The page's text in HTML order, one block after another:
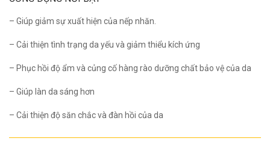
– Giúp giảm sự xuất hiện của nếp nhăn.
– Cải thiện tình trạng da yếu và giảm thiểu kích ứng
– Phục hồi độ ẩm và củng cố hàng rào dưỡng chất bảo vệ của da
– Giúp làn da sáng hơn
– Cải thiện độ săn chắc và đàn hồi của da